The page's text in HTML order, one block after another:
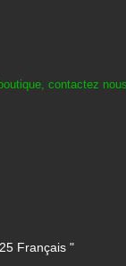
contactez
Français "